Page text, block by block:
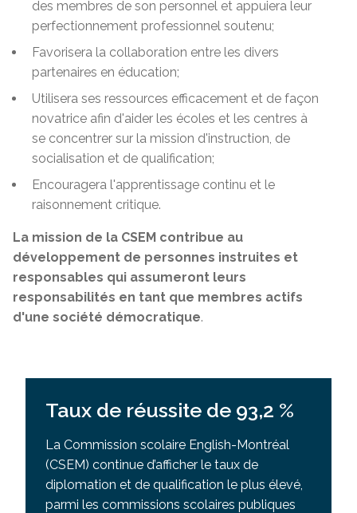
des membres de son personnel et appuiera leur
perfectionnement professionnel soutenu;
Favorisera la collaboration entre les divers
partenaires en éducation;
Utilisera ses ressources efficacement et de façon
novatrice afin d'aider les écoles et les centres à
se concentrer sur la mission d'instruction, de
socialisation et de qualification;
Encouragera l'apprentissage continu et le
raisonnement critique.
La mission de la CSEM contribue au
développement de personnes instruites et
responsables qui assumeront leurs
responsabilités en tant que membres actifs
d'une société démocratique.
Taux de réussite de 93,2 %
La Commission scolaire English-Montréal
(CSEM) continue d’afficher le taux de
diplomation et de qualification le plus élevé,
parmi les commissions scolaires publiques